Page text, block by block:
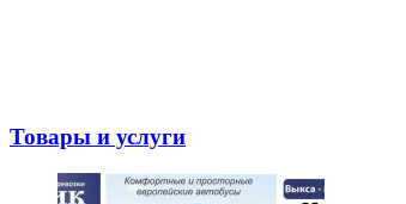
Товары и услуги